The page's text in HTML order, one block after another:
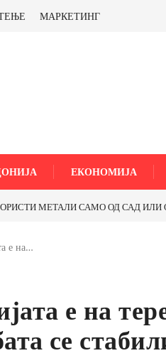
МАРКЕТИНГ
ЕКОНОМИЈА
МЕТАЛИ САМО ОД САД ИЛИ ОД
е на…
е на
се